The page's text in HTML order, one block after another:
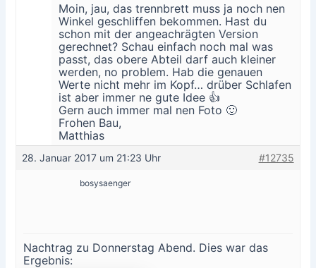
Moin, jau, das trennbrett muss ja noch nen
Winkel geschliffen bekommen. Hast du
schon mit der angeachrägten Version
gerechnet? Schau einfach noch mal was
passt, das obere Abteil darf auch kleiner
werden, no problem. Hab die genauen
Werte nicht mehr im Kopf… drüber Schlafen
ist aber immer ne gute Idee 👍
Gern auch immer mal nen Foto 🙂
Frohen Bau,
Matthias
28. Januar 2017 um 21:23 Uhr #12735
bosysaenger
Nachtrag zu Donnerstag Abend. Dies war das
Ergebnis: